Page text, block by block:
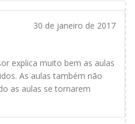
30 de janeiro de 2017
explica muito bem as aulas
As aulas também não
as aulas se tornarem